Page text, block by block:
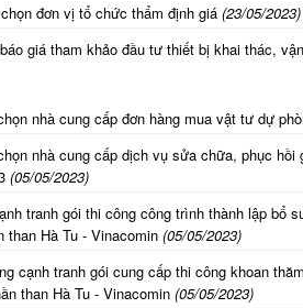
đơn vị tổ chức thẩm định giá (23/05/2023)
giá tham khảo đầu tư thiết bị khai thác,
nhà cung cấp đơn hàng mua vật tư dự
nhà cung cấp dịch vụ sửa chữa, phục
(05/05/2023)
tranh gói thi công công trình thành lập bổ
than Hà Tu - Vinacomin (05/05/2023)
cạnh tranh gói cung cấp thi công khoan
than Hà Tu - Vinacomin (05/05/2023)